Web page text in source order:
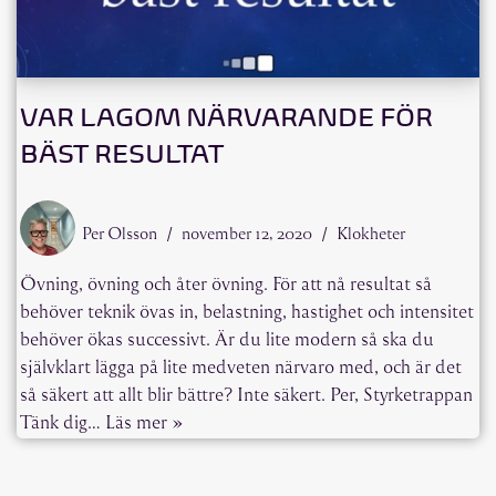
VAR LAGOM NÄRVARANDE FÖR
BÄST RESULTAT
Per Olsson november 12, 2020 Klokheter
Övning, övning och åter övning. För att nå resultat så
behöver teknik övas in, belastning, hastighet och intensitet
behöver ökas successivt. Är du lite modern så ska du
självklart lägga på lite medveten närvaro med, och är det
så säkert att allt blir bättre? Inte säkert. Per, Styrketrappan
Tänk dig… Läs mer »